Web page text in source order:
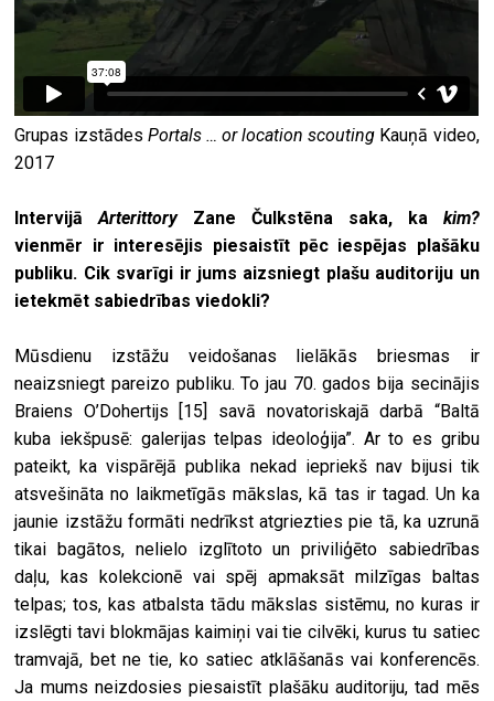
Grupas izstādes Portals … or location scouting Kauņā video,
2017
IntervijāArterittoryZane Čulkstēna saka, ka kim?
vienmēr ir interesējis piesaistīt pēc iespējas plašāku
publiku. Cik svarīgi ir jums aizsniegt plašu auditoriju un
ietekmēt sabiedrības viedokli?
Mūsdienu izstāžu veidošanas lielākās briesmas ir
neaizsniegt pareizo publiku. To jau 70. gados bija secinājis
Braiens O’Dohertijs [15]
savā novatoriskajā darbā “Baltā
kuba iekšpusē: galerijas telpas ideoloģija”. Ar to es gribu
pateikt, ka vispārējā publika nekad iepriekš nav bijusi tik
atsvešināta no laikmetīgās mākslas, kā tas ir tagad. Un ka
jaunie izstāžu formāti nedrīkst atgriezties pie tā, ka uzrunā
tikai bagātos, nelielo izglītoto un priviliģēto sabiedrības
daļu, kas kolekcionē vai spēj apmaksāt milzīgas baltas
telpas; tos, kas atbalsta tādu mākslas sistēmu, no kuras ir
izslēgti tavi blokmājas kaimiņi vai tie cilvēki, kurus tu satiec
tramvajā, bet ne tie, ko satiec atklāšanās vai konferencēs.
Ja mums neizdosies piesaistīt plašāku auditoriju, tad mēs